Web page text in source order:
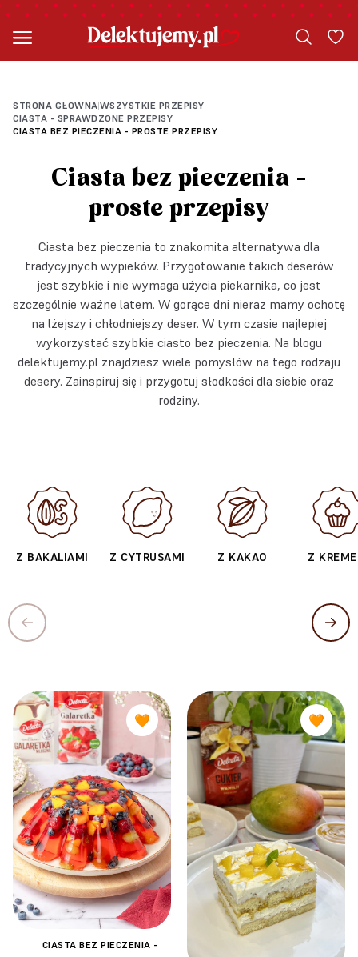
STRONA GŁOWNA|WSZYSTKIE PRZEPISY|
CIASTA - SPRAWDZONE PRZEPISY|
CIASTA BEZ PIECZENIA - PROSTE PRZEPISY
Ciasta bez pieczenia -
proste przepisy
Ciasta bez pieczenia to znakomita alternatywa dla
tradycyjnych wypieków. Przygotowanie takich deserów
jest szybkie i nie wymaga użycia piekarnika, co jest
szczególnie ważne latem. W gorące dni nieraz mamy ochotę
na lżejszy i chłodniejszy deser. W tym czasie najlepiej
wykorzystać szybkie ciasto bez pieczenia. Na blogu
delektujemy.pl znajdziesz wiele pomysłów na tego rodzaju
desery. Zainspiruj się i przygotuj słodkości dla siebie oraz
rodziny.
Z BAKALIAMI Z CYTRUSAMI Z KAKAO Z
🧡
CIASTA BEZ PIECZENIA -
🧡